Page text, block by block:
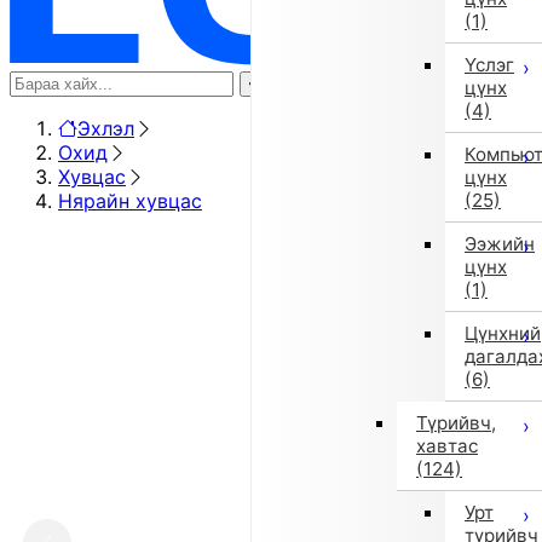
(1)
Үслэг
цүнх
(4)
цүнх
(25)
Ээжийн
цүнх
(1)
Цүнхний
(6)
Түрийвч,
хавтас
(124)
Урт
түрийвч
Эхлэл
Охид
Хувцас
Нярайн хувцас